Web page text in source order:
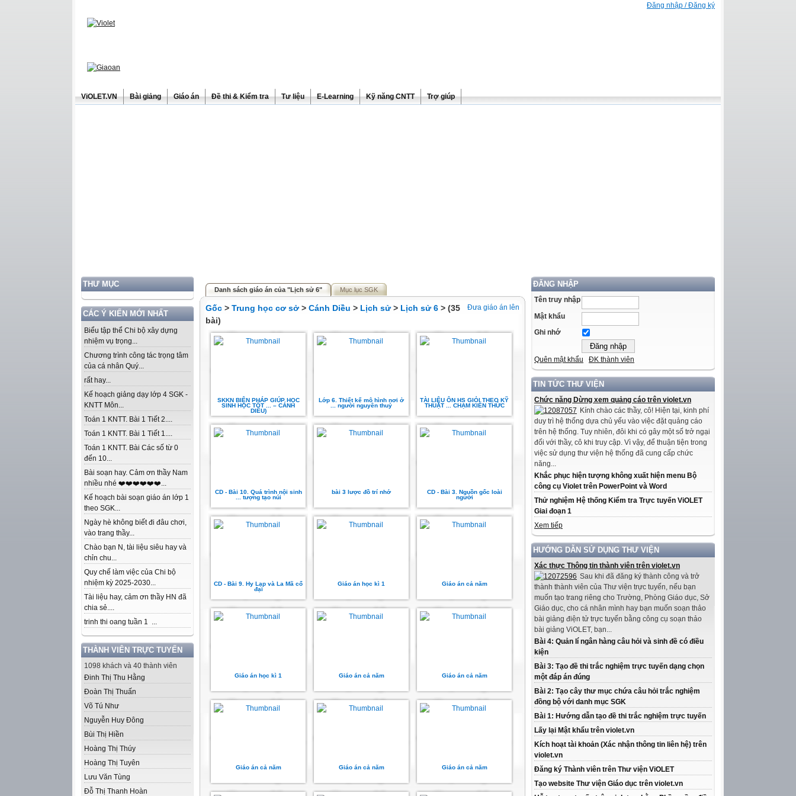
Đăng nhập / Đăng ký
ViOLET.VN Bài giảng Giáo án Đề thi & Kiểm tra Tư liệu E-Learning Kỹ năng CNTT Trợ giúp
THƯ MỤC
CÁC Ý KIẾN MỚI NHẤT
Biểu tập thể Chi bộ xây dựng
nhiệm vụ trọng...
Chương trình công tác trọng tâm
của cá nhân Quý...
rất hay...
Kế hoạch giảng dạy lớp 4 SGK -
KNTT Môn...
Toán 1 KNTT. Bài 1 Tiết 2....
Toán 1 KNTT. Bài 1 Tiết 1....
Toán 1 KNTT. Bài Các số từ 0
đến 10...
Bài soạn hay. Cảm ơn thầy Nam
nhiều nhé ❤️❤️❤️❤️❤️❤️...
Kế hoạch bài soạn giáo án lớp 1
theo SGK...
Ngày hè không biết đi đâu chơi,
vào trang thầy...
Chào bạn N, tài liệu siêu hay và
chỉn chu...
Quy chế làm việc của Chi bộ
nhiệm kỳ 2025-2030...
Tài liệu hay, cảm ơn thầy HN đã
chia sẻ....
trinh thi oang tuần 1 ...
THÀNH VIÊN TRỰC TUYẾN
1098 khách và 40 thành viên
Đinh Thị Thu Hằng
Đoàn Thị Thuấn
Võ Tú Như
Nguyễn Huy Đông
Bùi Thị Hiền
Hoàng Thị Thúy
Hoàng Thị Tuyên
Lưu Văn Tùng
Đỗ Thị Thanh Hoàn
ĐĂNG NHẬP
Tên truy nhập
Mật khẩu
Ghi nhớ
Quên mật khẩu ĐK thành viên
TIN TỨC THƯ VIỆN
Chức năng Dừng xem quảng cáo trên violet.vn
Kính chào các thầy, cô! Hiện tại, kinh phí
duy trì hệ thống dựa chủ yếu vào việc đặt quảng cáo
trên hệ thống. Tuy nhiên, đôi khi có gây một số trở ngại
đối với thầy, cô khi truy cập. Vì vậy, để thuận tiện trong
việc sử dụng thư viện hệ thống đã cung cấp chức
năng...
Khắc phục hiện tượng không xuất hiện menu Bộ
công cụ Violet trên PowerPoint và Word
Thử nghiệm Hệ thống Kiểm tra Trực tuyến ViOLET
Giai đoạn 1
Xem tiếp
HƯỚNG DẪN SỬ DỤNG THƯ VIỆN
Xác thực Thông tin thành viên trên violet.vn
Sau khi đã đăng ký thành công và trở
thành thành viên của Thư viện trực tuyến, nếu bạn
muốn tạo trang riêng cho Trường, Phòng Giáo dục, Sở
Giáo dục, cho cá nhân mình hay bạn muốn soạn thảo
bài giảng điện tử trực tuyến bằng công cụ soạn thảo
bài giảng ViOLET, bạn...
Bài 4: Quản lí ngân hàng câu hỏi và sinh đề có điều
kiện
Bài 3: Tạo đề thi trắc nghiệm trực tuyến dạng chọn
một đáp án đúng
Bài 2: Tạo cây thư mục chứa câu hỏi trắc nghiệm
đồng bộ với danh mục SGK
Bài 1: Hướng dẫn tạo đề thi trắc nghiệm trực tuyến
Lấy lại Mật khẩu trên violet.vn
Kích hoạt tài khoản (Xác nhận thông tin liên hệ) trên
violet.vn
Đăng ký Thành viên trên Thư viện ViOLET
Tạo website Thư viện Giáo dục trên violet.vn
Danh sách giáo án của "Lịch sử 6" Mục lục SGK
Đưa giáo án lên
Gốc > Trung học cơ sở > Cánh Diều > Lịch sử> Lịch sử 6 > (35
bài)
SKKN BIỆN PHÁP GIÚP HỌC
SINH HỌC TỐT ... – CÁNH
DIỀU)
Lớp 6. Thiết kế mô hình nơi ở
... người nguyên thuỷ
TÀI LIỆU ÔN HS GIỎI THEO KỸ
THUẬT ... CHẠM KIẾN THỨC
CD - Bài 10. Quá trình nội sinh
... tượng tạo núi
bài 3 lược đồ trí nhớ
CD - Bài 3. Nguồn gốc loài
người
CD - Bài 9. Hy Lạp và La Mã cổ
đại
Giáo án học kì 1 Giáo án cả năm
Giáo án học kì 1 Giáo án cả năm Giáo án cả năm
Giáo án cả năm Giáo án cả năm Giáo án cả năm